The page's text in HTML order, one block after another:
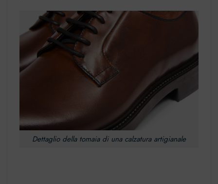
Dettaglio della tomaia di una calzatura artigianale